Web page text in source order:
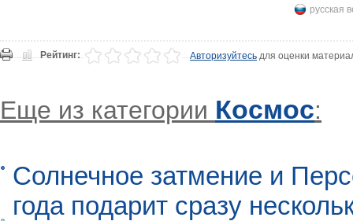
русская
Рейтинг: Авторизуйтесьдля оценки
Еще из категории Космос:
Солнечное затмение и
года подарит сразу